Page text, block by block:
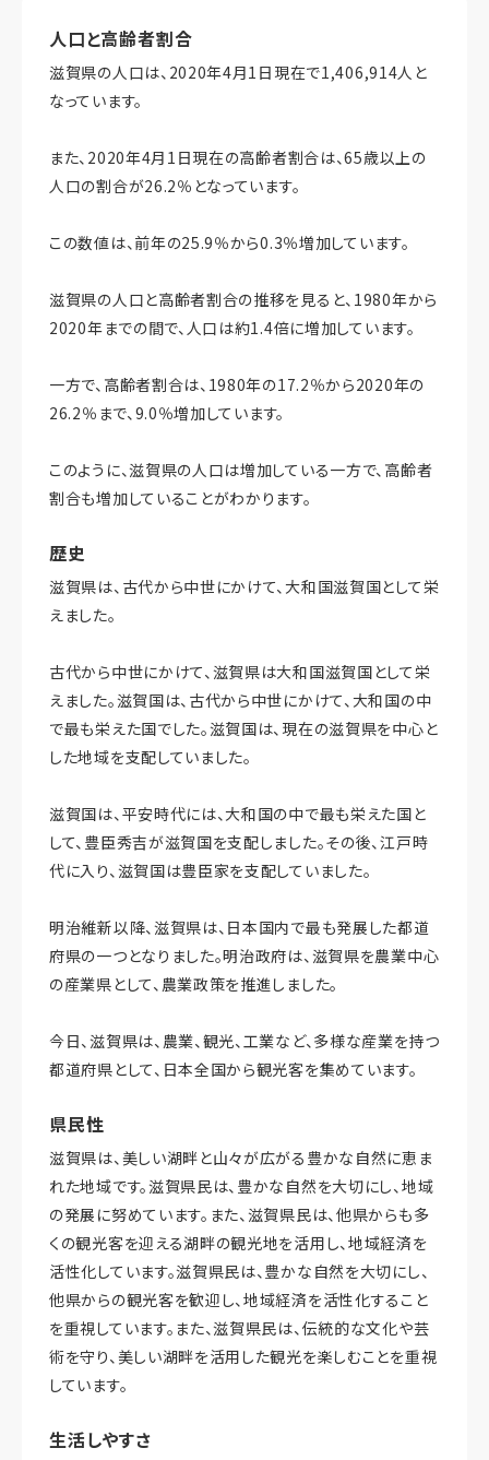
人口と高齢者割合
滋賀県の人口は、2020年4月1日現在で1,406,914人と
なっています。
また、2020年4月1日現在の高齢者割合は、65歳以上の
人口の割合が26.2％となっています。
この数値は、前年の25.9％から0.3％増加しています。
滋賀県の人口と高齢者割合の推移を見ると、1980年から
2020年までの間で、人口は約1.4倍に増加しています。
一方で、高齢者割合は、1980年の17.2％から2020年の
26.2％まで、9.0％増加しています。
このように、滋賀県の人口は増加している一方で、高齢者
割合も増加していることがわかります。
歴史
滋賀県は、古代から中世にかけて、大和国滋賀国として栄
えました。
古代から中世にかけて、滋賀県は大和国滋賀国として栄
えました。滋賀国は、古代から中世にかけて、大和国の中
で最も栄えた国でした。滋賀国は、現在の滋賀県を中心と
した地域を支配していました。
滋賀国は、平安時代には、大和国の中で最も栄えた国と
して、豊臣秀吉が滋賀国を支配しました。その後、江戸時
代に入り、滋賀国は豊臣家を支配していました。
明治維新以降、滋賀県は、日本国内で最も発展した都道
府県の一つとなりました。明治政府は、滋賀県を農業中心
の産業県として、農業政策を推進しました。
今日、滋賀県は、農業、観光、工業など、多様な産業を持つ
都道府県として、日本全国から観光客を集めています。
県民性
滋賀県は、美しい湖畔と山々が広がる豊かな自然に恵ま
れた地域です。滋賀県民は、豊かな自然を大切にし、地域
の発展に努めています。また、滋賀県民は、他県からも多
くの観光客を迎える湖畔の観光地を活用し、地域経済を
活性化しています。滋賀県民は、豊かな自然を大切にし、
他県からの観光客を歓迎し、地域経済を活性化すること
を重視しています。また、滋賀県民は、伝統的な文化や芸
術を守り、美しい湖畔を活用した観光を楽しむことを重視
しています。
生活しやすさ